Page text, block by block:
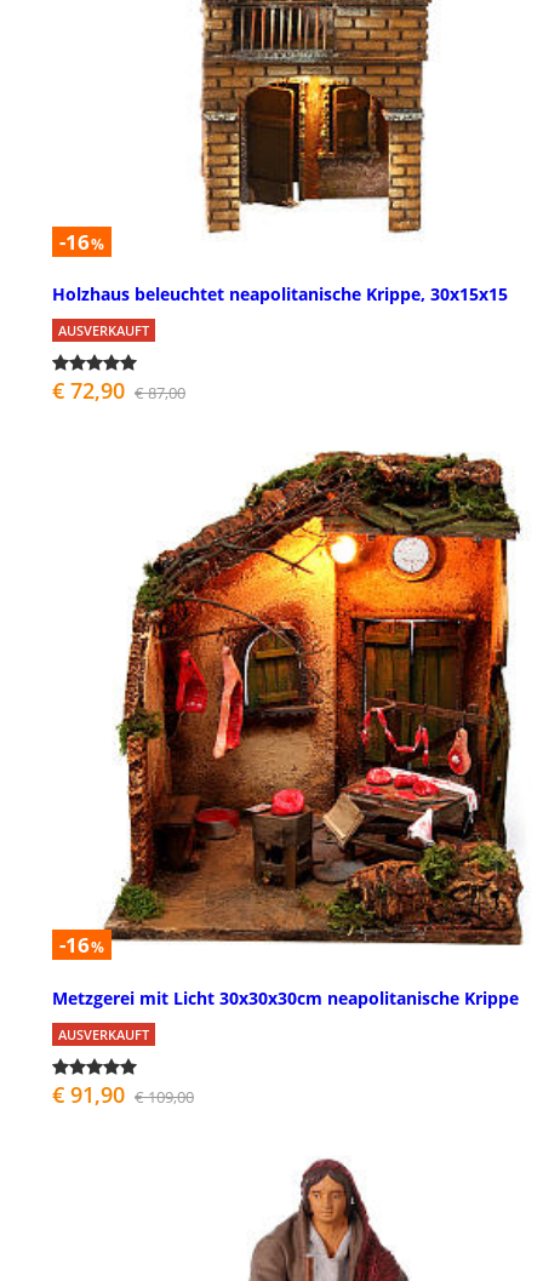
-16%
Holzhaus beleuchtet neapolitanische Krippe, 30x15x15
AUSVERKAUFT
€ 72,90 € 87,00
-16%
Metzgerei mit Licht 30x30x30cm neapolitanische Krippe
AUSVERKAUFT
€ 91,90 € 109,00